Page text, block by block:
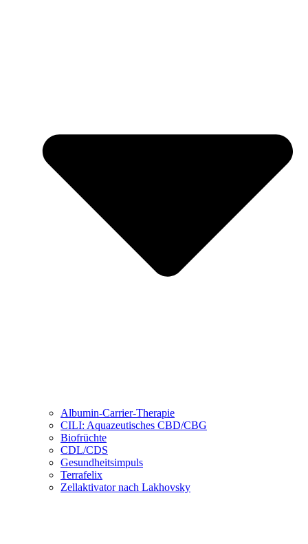
Albumin-Carrier-Therapie
CILI: Aquazeutisches CBD/CBG
Biofrüchte
CDL/CDS
Gesundheitsimpuls
Terrafelix
Zellaktivator nach Lakhovsky